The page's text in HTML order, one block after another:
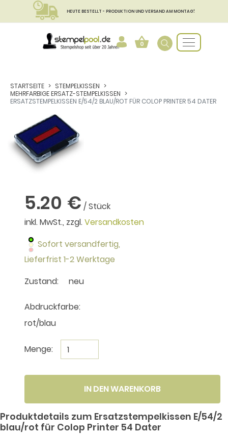
HEUTE BESTELLT - PRODUKTION UND VERSAND AM MONTAG!
0
STARTSEITE
STEMPELKISSEN
MEHRFARBIGE ERSATZ-STEMPELKISSEN
ERSATZSTEMPELKISSEN E/54/2 BLAU/ROT FÜR COLOP PRINTER 54 DATER
5.20 € / Stück
inkl. MwSt., zzgl.Versandkosten
Sofort versandfertig,
Lieferfrist 1-2 Werktage
Zustand:
neu
Abdruckfarbe:
rot/blau
Menge:
IN DEN WARENKORB
Produktdetails zum Ersatzstempelkissen E/54/2
blau/rot für Colop Printer 54 Dater